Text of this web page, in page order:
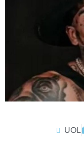
UOL